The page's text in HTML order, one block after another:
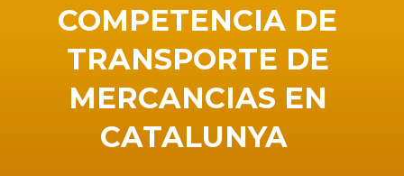
COMPETENCIA DE
TRANSPORTE DE
MERCANCIAS EN
CATALUNYA